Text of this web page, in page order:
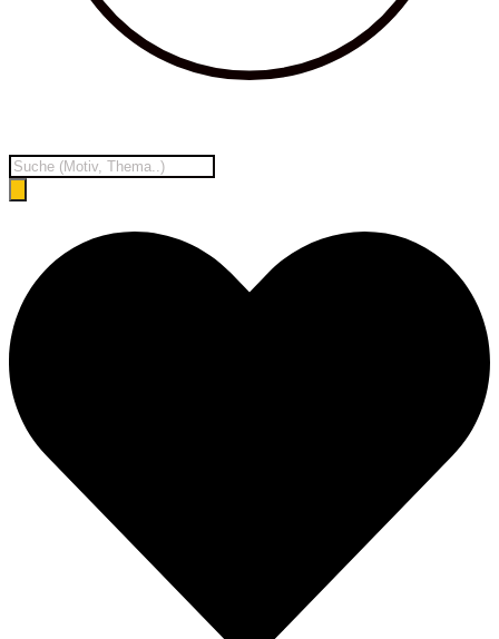
Products
search